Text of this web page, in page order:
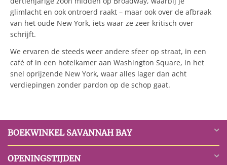
glimlacht en ook ontroerd raakt – maar ook over de afbraak
van het oude New York, iets waar ze zeer kritisch over
schrijft.
We ervaren de steeds weer andere sfeer op straat, in een
café of in een hotelkamer aan Washington Square, in het
snel oprijzende New York, waar alles lager dan acht
verdiepingen zonder pardon op de schop gaat.
BOEKWINKEL SAVANNAH BAY
OPENINGSTIJDEN